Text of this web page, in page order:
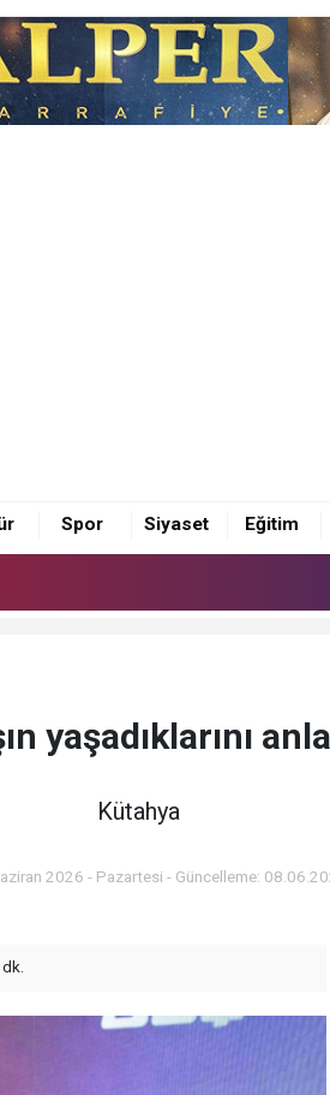
Spor Siyaset Eğitim
yaşadıklarını
Kütahya
2026 - Pazartesi - Güncelleme: